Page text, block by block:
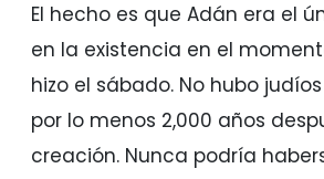
El hecho es que Adán era el
en la existencia en el
hizo el sábado. No hubo
por lo menos 2,000 años
creación. Nunca podría